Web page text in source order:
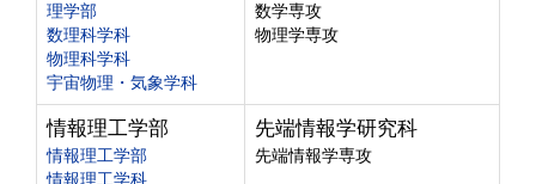
理学部
数理科学科
物理科学科
宇宙物理・気象学科
数学専攻
物理学専攻
情報理工学部
情報理工学部
情報理工学科
先端情報学研究科
先端情報学専攻